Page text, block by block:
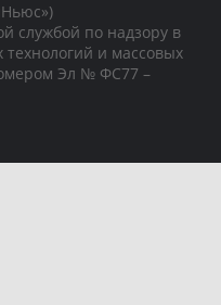
службой по надзору в
и массовых
Эл № ФС77 –